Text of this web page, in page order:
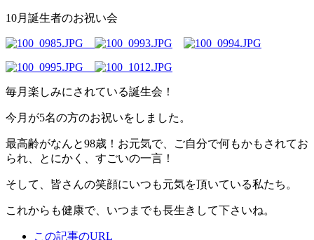
10月誕生者のお祝い会
毎月楽しみにされている誕生会！
今月が5名の方のお祝いをしました。
最高齢がなんと98歳！お元気で、ご自分で何もかもされてお
られ、とにかく、すごいの一言！
そして、皆さんの笑顔にいつも元気を頂いている私たち。
これからも健康で、いつまでも長生きして下さいね。
この記事のURL